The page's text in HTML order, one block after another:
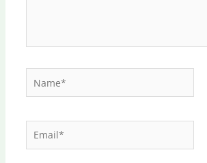
Email*